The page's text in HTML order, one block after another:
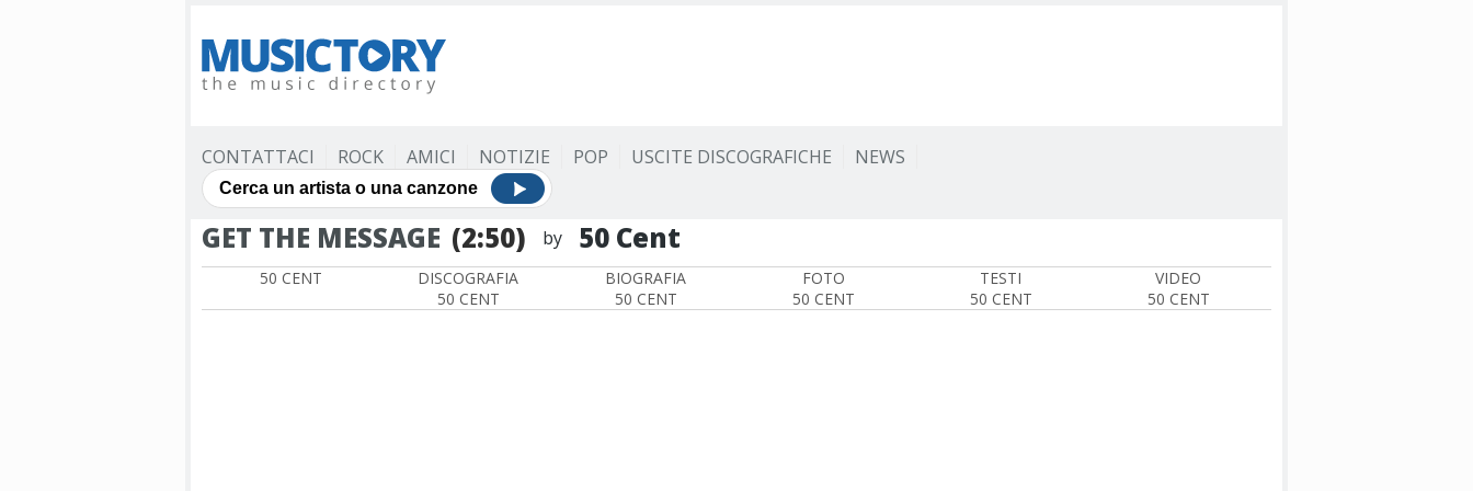
CONTATTACI ROCK AMICI NOTIZIE POP USCITE DISCOGRAFICHE NEWS
GET THE MESSAGE (2:50) by 50 Cent
50 CENT
DISCOGRAFIA
50 CENT
BIOGRAFIA
50 CENT
FOTO
50 CENT
TESTI
50 CENT
VIDEO
50 CENT